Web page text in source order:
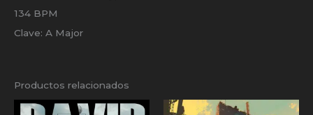
134 BPM
Clave: A Major
Productos relacionados